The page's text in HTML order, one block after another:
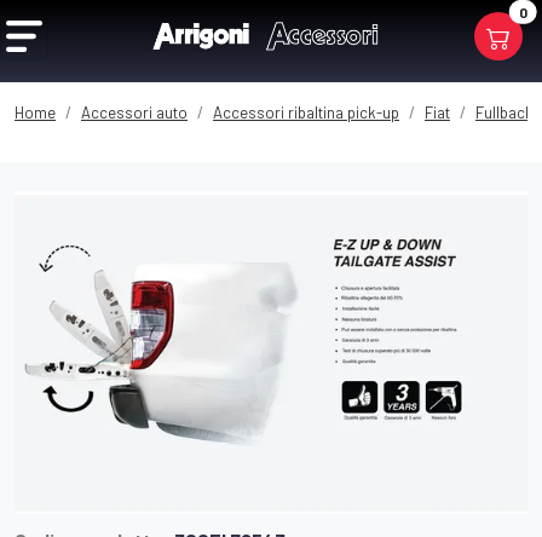
0
Home Accessori auto Accessori ribaltina pick-up Fiat Fullback